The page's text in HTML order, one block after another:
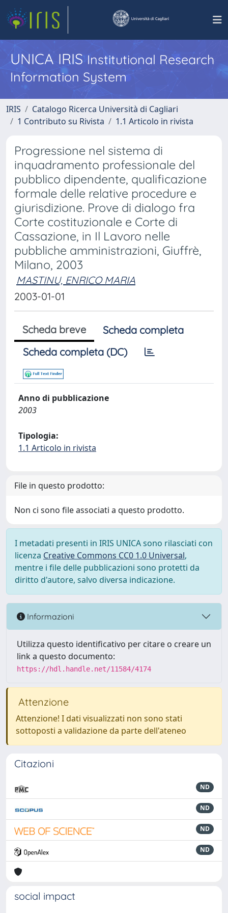
UNICA IRISInstitutional Research
Information System
IRIS
Catalogo Ricerca Università di Cagliari
1 Contributo su Rivista
1.1 Articolo in rivista
Progressione nel sistema di
inquadramento professionale del
pubblico dipendente, qualificazione
formale delle relative procedure e
giurisdizione. Prove di dialogo fra
Corte costituzionale e Corte di
Cassazione, in Il Lavoro nelle
pubbliche amministrazioni, Giuffrè,
Milano, 2003
MASTINU, ENRICO MARIA
2003-01-01
Scheda breve
Scheda completa
Scheda completa (DC)
Anno di pubblicazione
2003
Tipologia:
1.1 Articolo in rivista
File in questo prodotto:
Non ci sono file associati a questo prodotto.
I metadati presenti in IRIS UNICA sono rilasciati con
licenza Creative Commons CC0 1.0 Universal,
mentre i file delle pubblicazioni sono protetti da
diritto d'autore, salvo diversa indicazione.
Informazioni
Utilizza questo identificativo per citare o creare un
link a questo documento:
https://hdl.handle.net/11584/4174
Attenzione
Attenzione! I dati visualizzati non sono stati
sottoposti a validazione da parte dell'ateneo
Citazioni
ND
ND
ND
ND
social impact